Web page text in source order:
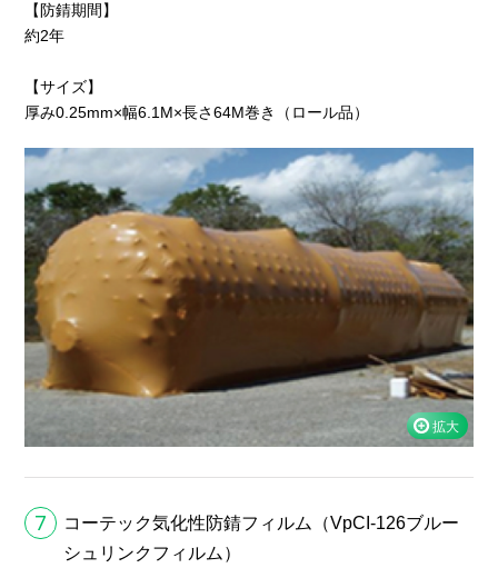
【防錆期間】
約2年
【サイズ】
厚み0.25mm×幅6.1M×長さ64M巻き（ロール品）
7
コーテック気化性防錆フィルム（VpCI-126ブルー
シュリンクフィルム）